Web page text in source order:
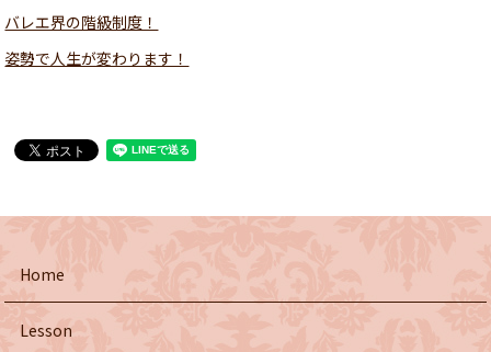
バレエ界の階級制度！
姿勢で人生が変わります！
Home
Lesson